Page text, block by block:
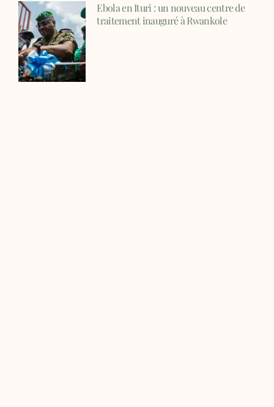
Ebola en Ituri : un nouveau centre de
traitement inauguré à Rwankole